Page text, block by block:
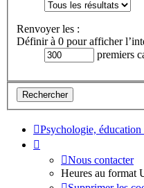
Renvoyer les :
Définir à 0 pour afficher
premiers
Psychologie,
Nous contacter
Heures au format